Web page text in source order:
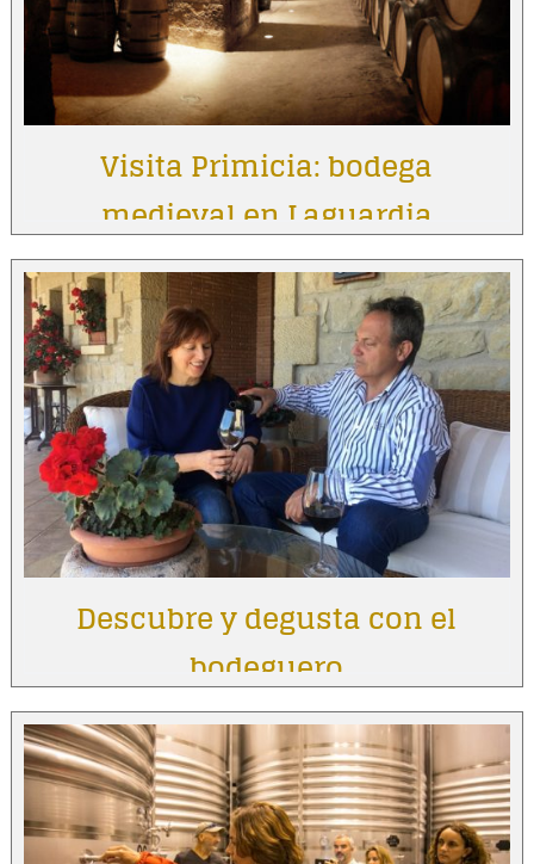
Visita Primicia: bodega
medieval en Laguardia
Descubre y degusta con el
bodeguero